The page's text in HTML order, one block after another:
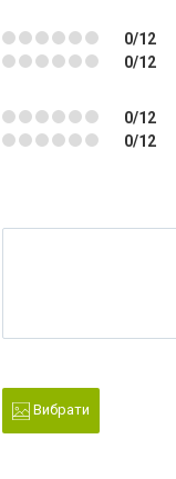
0/12
0/12
0/12
0/12
Вибрати